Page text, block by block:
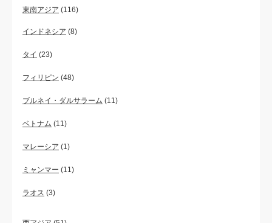
東南アジア (116)
インドネシア (8)
タイ (23)
フィリピン (48)
ブルネイ・ダルサラーム (11)
ベトナム (11)
マレーシア (1)
ミャンマー (11)
ラオス (3)